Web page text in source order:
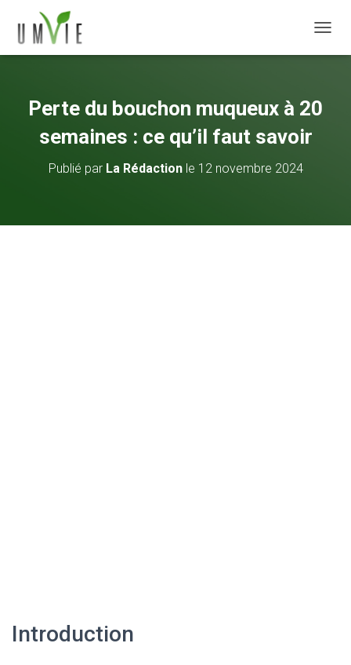
Perte du bouchon muqueux à 20
semaines : ce qu’il faut savoir
Publié par La Rédactionle 12 novembre 2024
Introduction